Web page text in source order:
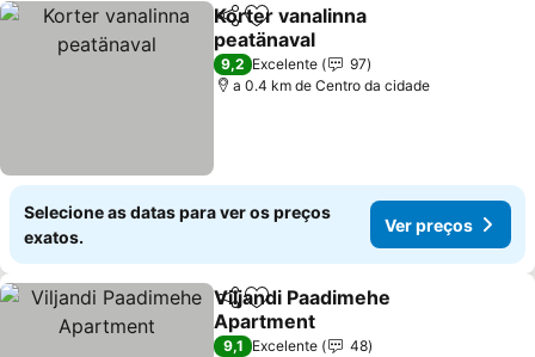
PartilharAdicionar aos favoritos
Korter vanalinna
peatänaval
9,2 Excelente
97
a 0.4 km de Centro da cidade
Selecione as datas para ver os preços
exatos.
Ver preços
PartilharAdicionar aos favoritos
Viljandi Paadimehe
Apartment
9,1 Excelente
48